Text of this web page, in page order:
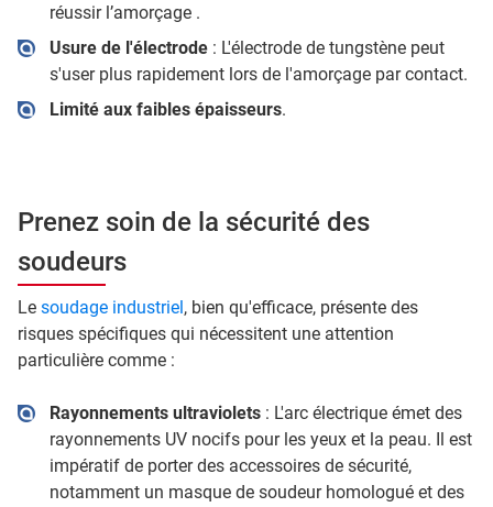
réussir l’amorçage .
Usure de l'électrode: L'électrode de tungstène peut
s'user plus rapidement lors de l'amorçage par contact.
Limité aux faibles épaisseurs.
Prenez soin de la sécurité des
soudeurs
Le soudage industriel, bien qu'efficace, présente des
risques spécifiques qui nécessitent une attention
particulière comme :
Rayonnements ultraviolets: L'arc électrique émet des
rayonnements UV nocifs pour les yeux et la peau. Il est
impératif de porter des accessoires de sécurité,
notamment un masque de soudeur homologué et des